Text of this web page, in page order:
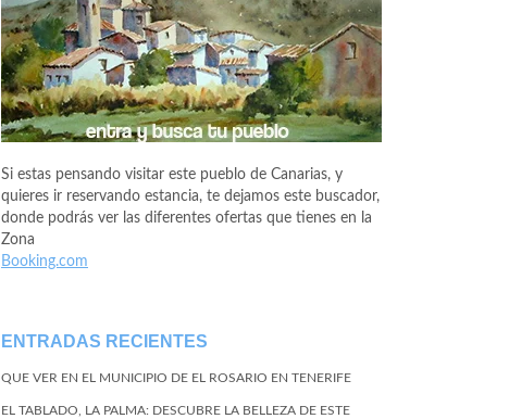
Si estas pensando visitar este pueblo de Canarias, y
quieres ir reservando estancia, te dejamos este buscador,
donde podrás ver las diferentes ofertas que tienes en la
Zona
Booking.com
ENTRADAS RECIENTES
QUE VER EN EL MUNICIPIO DE EL ROSARIO EN TENERIFE
EL TABLADO, LA PALMA: DESCUBRE LA BELLEZA DE ESTE